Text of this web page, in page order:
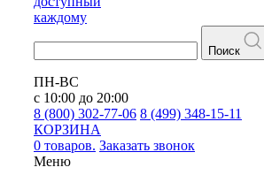
каждому
Поиск
ПН-ВС
с 10:00 до 20:00
8 (800) 302-77-06 8 (499) 348-15-11
КОРЗИНА
0 товаров. Заказать звонок
Меню